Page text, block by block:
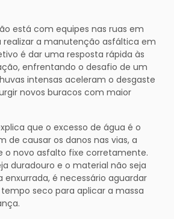
está com equipes nas ruas em
a manutenção asfáltica em
é dar uma resposta rápida às
enfrentando o desafio de um
intensas aceleram o desgaste
novos buracos com maior
que o excesso de água é o
de causar os danos nas vias, a
o novo asfalto fixe corretamente.
duradouro e o material não seja
enxurrada, é necessário aguardar
seco para aplicar a massa